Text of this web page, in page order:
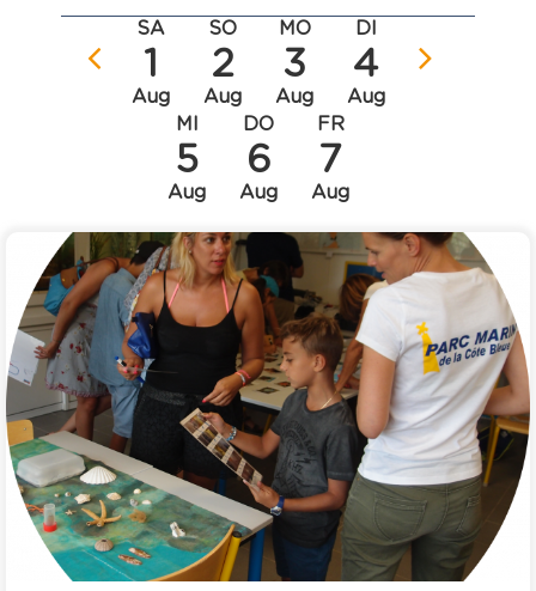
SA
1
Aug
SO
2
Aug
MO
3
Aug
DI
4
Aug
MI
5
Aug
DO
6
Aug
FR
7
Aug